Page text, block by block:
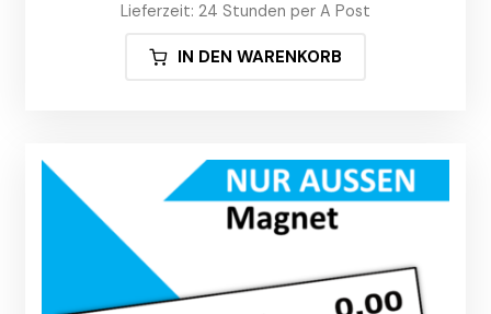
Lieferzeit: 24 Stunden per A Post
IN DEN WARENKORB